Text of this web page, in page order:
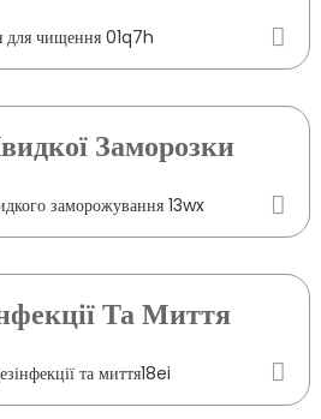
Заморозки
Та Миття